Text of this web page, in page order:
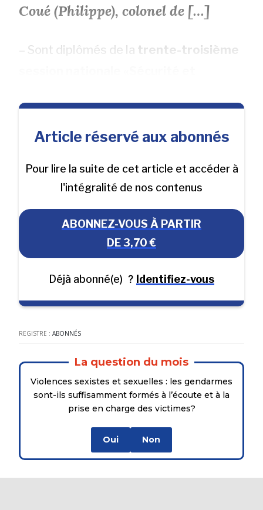
Coué (Philippe), colonel de […]
– Sont diplômés de la trente-troisième
Article réservé aux abonnés
Pour lire la suite de cet article et accéder à
l'intégralité de nos contenus
ABONNEZ-VOUS À PARTIR
DE 3,70 €
Déjà abonné(e) ? Identifiez-vous
REGISTRE :ABONNÉS
La question du mois
Violences sexistes et sexuelles : les gendarmes
sont-ils suffisamment formés à l’écoute et à la
prise en charge des victimes?
Oui Non